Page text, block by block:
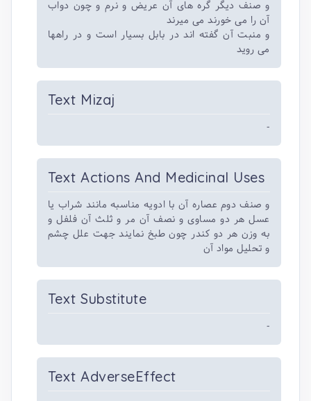
و صنف دیگر گره های آن عریض و نرم و چون دواب
آن را می خورند می میرند
و منبت آن گفته اند در بابل بسیار است و در راهها
می روید
Text Mizaj
-
Text Actions And Medicinal Uses
و صنف دوم عصاره آن با ادویه مناسبه مانند شراب یا
عسل هر دو مساوی و نصف آن مر و ثلث آن فلفل و
به وزن هر دو کندر چون طبخ نمایند جهت علل چشم
و تحلیل مواد آن
Text Substitute
-
Text AdverseEffect